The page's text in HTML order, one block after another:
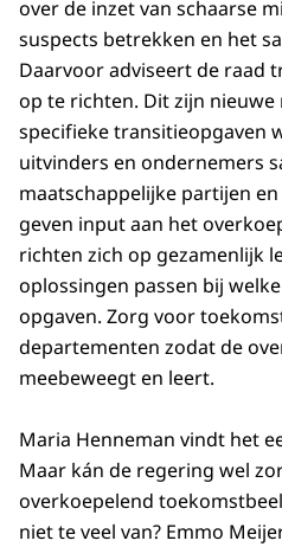
over de inzet van schaarse
suspects betrekken en het
Daarvoor adviseert de raad
op te richten. Dit zijn
specifieke transitieopgaven
uitvinders en ondernemers
maatschappelijke partijen
geven input aan het
richten zich op gezamenlijk
oplossingen passen bij
opgaven. Zorg voor
departementen zodat de
meebeweegt en leert.
Maria Henneman vindt het
Maar kán de regering wel
overkoepelend
niet te veel van? Emmo